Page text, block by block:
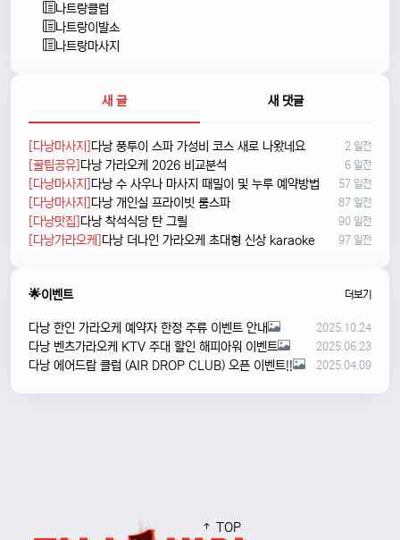
나트랑클럽
나트랑이발소
나트랑마사지
새 글 새 댓글
[다낭마사지]다낭 풍투이 스파 가성비 코스 새로 나왔네요 2 일전
[꿀팁공유]다낭 가라오케 2026 비교분석 6 일전
[다낭마사지]다낭 수 사우나 마사지 때밀이 및 누루 예약방법 57 일전
[다낭마사지]다낭 개인실 프라이빗 룸스파 87 일전
[다낭맛집]다낭 착석식당 탄 그릴 90 일전
[다낭가라오케]다낭 더나인 가라오케 초대형 신상 karaoke 97 일전
🌟이벤트 더보기
다낭 한인 가라오케 예약자 한정 주류 이벤트 안내 2025.10.24
다낭 벤츠가라오케 KTV 주대 할인 해피아워 이벤트 2025.06.23
다낭 에어드랍 클럽 (AIR DROP CLUB) 오픈 이벤트!! 2025.04.09
TOP